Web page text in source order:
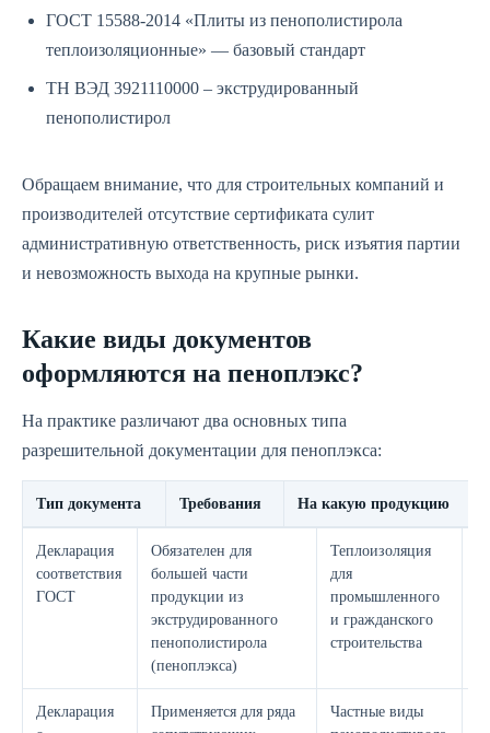
ГОСТ 15588-2014 «Плиты из пенополистирола
теплоизоляционные» — базовый стандарт
ТН ВЭД 3921110000 – экструдированный
пенополистирол
Обращаем внимание, что для строительных компаний и
производителей отсутствие сертификата сулит
административную ответственность, риск изъятия партии
и невозможность выхода на крупные рынки.
Какие виды документов
оформляются на пеноплэкс?
На практике различают два основных типа
разрешительной документации для пеноплэкса:
Тип документа Требования На какую продукцию
Декларация
соответствия
ГОСТ
Обязателен для
большей части
продукции из
экструдированного
пенополистирола
(пеноплэкса)
Теплоизоляция
для
промышленного
и гражданского
строительства
Декларация
Применяется для ряда
Частные виды